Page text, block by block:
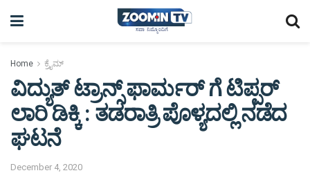
Home ಕ್ರೈಮ್
ವಿದ್ಯುತ್ ಟ್ರಾನ್ಸ್ ಫಾರ್ಮರ್ ಗೆ ಟಿಪ್ಪರ್
ಲಾರಿ ಡಿಕ್ಕಿ : ತಡರಾತ್ರಿ ಪೊಳ್ಯದಲ್ಲಿ ನಡೆದ
ಘಟನೆ
December 4, 2020